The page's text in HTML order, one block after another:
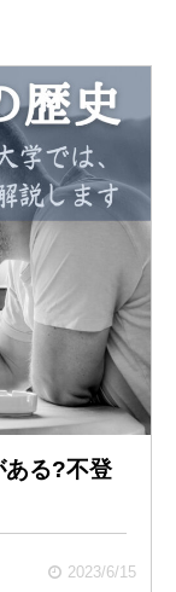
ある?不登
2023/6/15